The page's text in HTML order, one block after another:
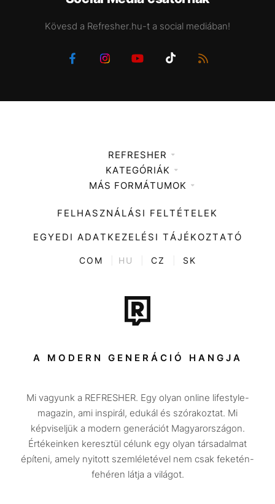
Kövesd a Refresher.hu-t a social mediában!
REFRESHER
Médiaajánlat
KATEGÓRIÁK
Zene
Divat
Kultúra
ENTR
Tech-Tudomány
Sport
Társadalom
Utazás
Életmód
Design
Beszélgetések
MÁS FORMÁTUMOK
FELHASZNÁLÁSI FELTÉTELEK
EGYEDI ADATKEZELÉSI TÁJÉKOZTATÓ
COM HU CZ SK
A MODERN GENERÁCIÓ HANGJA
Mi vagyunk a REFRESHER. Egy olyan online lifestyle-
magazin, ami inspirál, edukál és szórakoztat. Mi
képviseljük a modern generációt Magyarországon.
Értékeinken keresztül célunk egy olyan társadalmat
építeni, amely nyitott szemléletével nem csak feketén-
fehéren látja a világot.